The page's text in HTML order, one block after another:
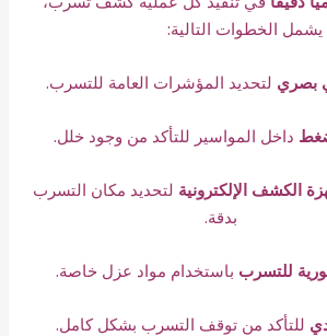
يشمل الخطوات التالية:
بصري لتحديد المؤشرات العامة للتسرب.
داخل المواسير للتأكد من وجود خلل.
الكشف الإلكترونية لتحديد مكان التسرب
بدقة.
للتسرب باستخدام مواد عزل خاصة.
للتأكد من توقف التسرب بشكل كامل.